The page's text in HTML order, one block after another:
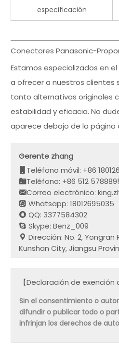
especificación
Conectores Panasonic-
Estamos especializados en
a ofrecer a nuestros clientes
tanto alternativas originales
estabilidad y eficacia. No
aparece debajo de la página
Gerente zhang
Teléfono móvil: +86
Teléfono: +86 512
Correo electrónico:
Whatsapp: 18012695035
QQ: 3377584302
Skype: Benz_009
Dirección: No. 2,
Kunshan City, Jiangsu
【Declaración de exención
Sin el consentimiento o
difundir o publicar todo o
infrinjan los derechos de